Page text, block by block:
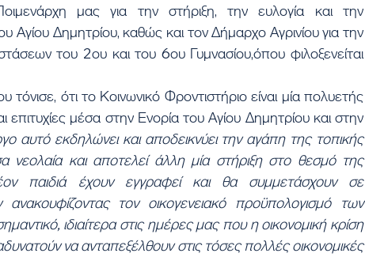
μας για την στήριξη, την ευλογία και την
Δημητρίου, καθώς και τον Δήμαρχο Αγρινίου για την
του 2ου και του 6ου Γυμνασίου,όπου φιλοξενείται
ότι το Κοινωνικό Φροντιστήριο είναι μία πολυετής
μέσα στην Ενορία του Αγίου Δημητρίου και στην
αυτό εκδηλώνει και αποδεικνύει την αγάπη της τοπικής
και αποτελεί άλλη μία στήριξη στο θεσμό της
παιδιά έχουν εγγραφεί και θα συμμετάσχουν σε
τον οικογενειακό προϋπολογισμό των
ιδιαίτερα στις ημέρες μας που η οικονομική κρίση
να ανταπεξέλθουν στις τόσες πολλές οικονομικές